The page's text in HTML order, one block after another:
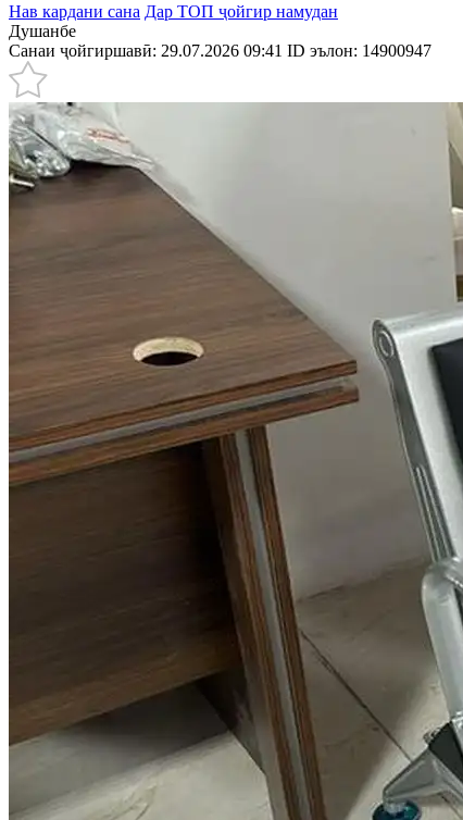
Нав кардани сана Дар ТОП ҷойгир намудан
Душанбе
Санаи ҷойгиршавӣ: 29.07.2026 09:41 ID эълон: 14900947